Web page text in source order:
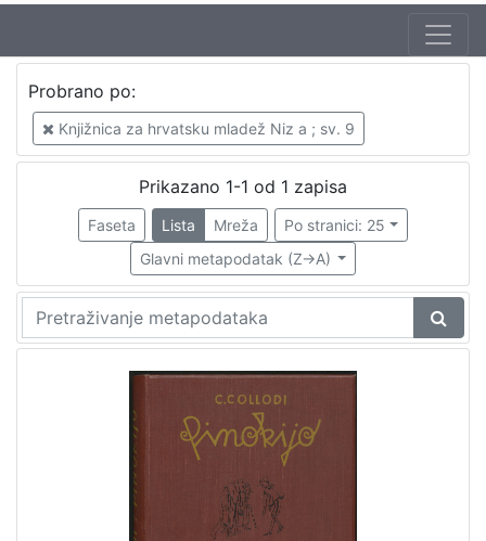
Jezik
hrvatski
cjelina
Knjige za djecu i mladež
Probrano po:
Knjižnica za hrvatsku mladež Niz a ; sv. 9
Prikazano 1-1 od 1 zapisa
Faseta Lista Mreža
Po stranici: 25
Glavni metapodatak (Z->A)